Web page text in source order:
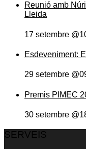
Reunió amb
Lleida
17 setembre
Esdeveniment:
29 setembre
Premis PIMEC
30 setembre
SERVEIS